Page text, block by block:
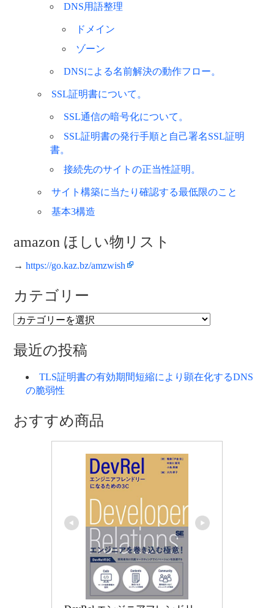
DNS用語整理
ドメイン
ゾーン
DNSによる名前解決の動作フロー。
SSL証明書について。
SSL通信の暗号化について。
SSL証明書の発行手順と自己署名SSL証明
書。
接続先のサイトの正当性証明。
サイト構築に当たり確認する最低限のこと
基本3構造
amazon ほしい物リスト
→ https://go.kaz.bz/amzwish
カテゴリー
カ
ゴ
リ
最近の投稿
TLS証明書の有効期間短縮により顕在化するDNS
の脆弱性
おすすめ商品